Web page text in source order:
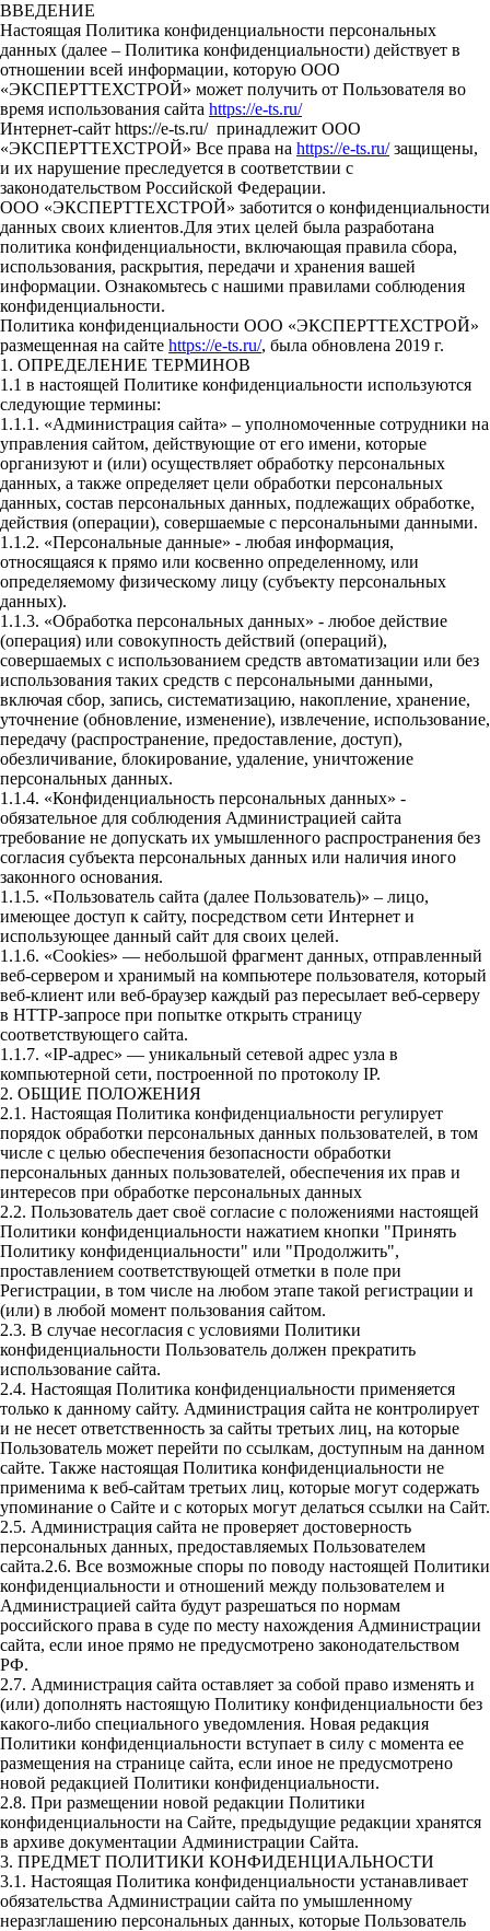
ВВЕДЕНИЕ
Настоящая Политика конфиденциальности персональных
данных (далее – Политика конфиденциальности) действует в
отношении всей информации, которую ООО
«ЭКСПЕРТТЕХСТРОЙ» может получить от Пользователя во
время использования сайта https://e-ts.ru/
Интернет-сайт https://e-ts.ru/ принадлежит ООО
«ЭКСПЕРТТЕХСТРОЙ» Все права на https://e-ts.ru/защищены,
и их нарушение преследуется в соответствии с
законодательством Российской Федерации.
ООО «ЭКСПЕРТТЕХСТРОЙ» заботится о конфиденциальности
данных своих клиентов.Для этих целей была разработана
политика конфиденциальности, включающая правила сбора,
использования, раскрытия, передачи и хранения вашей
информации. Ознакомьтесь с нашими правилами соблюдения
конфиденциальности.
Политика конфиденциальности ООО «ЭКСПЕРТТЕХСТРОЙ»
размещенная на сайте https://e-ts.ru/, была обновлена 2019 г.
1. ОПРЕДЕЛЕНИЕ ТЕРМИНОВ
1.1 в настоящей Политике конфиденциальности используются
следующие термины:
1.1.1. «Администрация сайта» – уполномоченные сотрудники на
управления сайтом, действующие от его имени, которые
организуют и (или) осуществляет обработку персональных
данных, а также определяет цели обработки персональных
данных, состав персональных данных, подлежащих обработке,
действия (операции), совершаемые с персональными данными.
1.1.2. «Персональные данные» - любая информация,
относящаяся к прямо или косвенно определенному, или
определяемому физическому лицу (субъекту персональных
данных).
1.1.3. «Обработка персональных данных» - любое действие
(операция) или совокупность действий (операций),
совершаемых с использованием средств автоматизации или без
использования таких средств с персональными данными,
включая сбор, запись, систематизацию, накопление, хранение,
уточнение (обновление, изменение), извлечение, использование,
передачу (распространение, предоставление, доступ),
обезличивание, блокирование, удаление, уничтожение
персональных данных.
1.1.4. «Конфиденциальность персональных данных» -
обязательное для соблюдения Администрацией сайта
требование не допускать их умышленного распространения без
согласия субъекта персональных данных или наличия иного
законного основания.
1.1.5. «Пользователь сайта (далее Пользователь)» – лицо,
имеющее доступ к сайту, посредством сети Интернет и
использующее данный сайт для своих целей.
1.1.6. «Cookies» — небольшой фрагмент данных, отправленный
веб-сервером и хранимый на компьютере пользователя, который
веб-клиент или веб-браузер каждый раз пересылает веб-серверу
в HTTP-запросе при попытке открыть страницу
соответствующего сайта.
1.1.7. «IP-адрес» — уникальный сетевой адрес узла в
компьютерной сети, построенной по протоколу IP.
2. ОБЩИЕ ПОЛОЖЕНИЯ
2.1. Настоящая Политика конфиденциальности регулирует
порядок обработки персональных данных пользователей, в том
числе с целью обеспечения безопасности обработки
персональных данных пользователей, обеспечения их прав и
интересов при обработке персональных данных
2.2. Пользователь дает своё согласие с положениями настоящей
Политики конфиденциальности нажатием кнопки "Принять
Политику конфиденциальности" или "Продолжить",
проставлением соответствующей отметки в поле при
Регистрации, в том числе на любом этапе такой регистрации и
(или) в любой момент пользования сайтом.
2.3. В случае несогласия с условиями Политики
конфиденциальности Пользователь должен прекратить
использование сайта.
2.4. Настоящая Политика конфиденциальности применяется
только к данному сайту. Администрация сайта не контролирует
и не несет ответственность за сайты третьих лиц, на которые
Пользователь может перейти по ссылкам, доступным на данном
сайте. Также настоящая Политика конфиденциальности не
применима к веб-сайтам третьих лиц, которые могут содержать
упоминание о Сайте и с которых могут делаться ссылки на Сайт.
2.5. Администрация сайта не проверяет достоверность
персональных данных, предоставляемых Пользователем
сайта.2.6. Все возможные споры по поводу настоящей Политики
конфиденциальности и отношений между пользователем и
Администрацией сайта будут разрешаться по нормам
российского права в суде по месту нахождения Администрации
сайта, если иное прямо не предусмотрено законодательством
РФ.
2.7. Администрация сайта оставляет за собой право изменять и
(или) дополнять настоящую Политику конфиденциальности без
какого-либо специального уведомления. Новая редакция
Политики конфиденциальности вступает в силу с момента ее
размещения на странице сайта, если иное не предусмотрено
новой редакцией Политики конфиденциальности.
2.8. При размещении новой редакции Политики
конфиденциальности на Сайте, предыдущие редакции хранятся
в архиве документации Администрации Сайта.
3. ПРЕДМЕТ ПОЛИТИКИ КОНФИДЕНЦИАЛЬНОСТИ
3.1. Настоящая Политика конфиденциальности устанавливает
обязательства Администрации сайта по умышленному
неразглашению персональных данных, которые Пользователь